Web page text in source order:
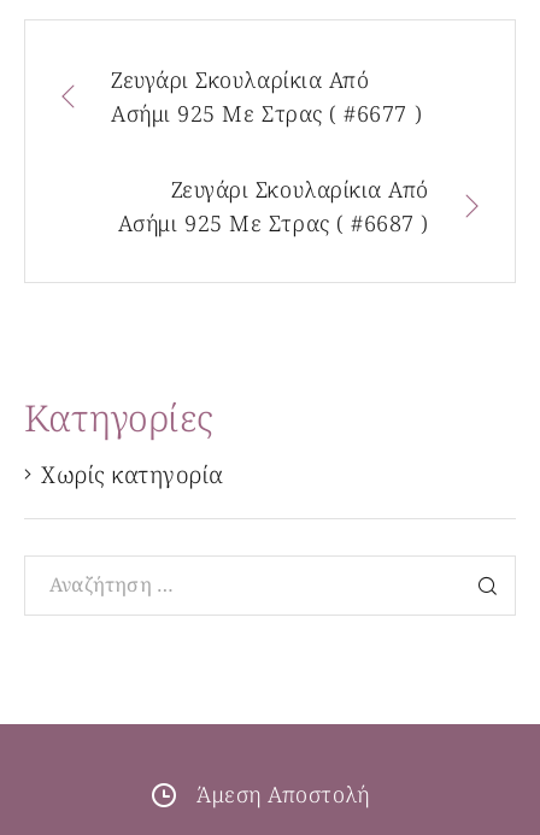
Ζευγάρι Σκουλαρίκια Από
Ασήμι 925 Με Στρας ( #6677 )
Ζευγάρι Σκουλαρίκια Από
Ασήμι 925 Με Στρας ( #6687 )
Kατηγορίες
Χωρίς κατηγορία
Άμεση Αποστολή